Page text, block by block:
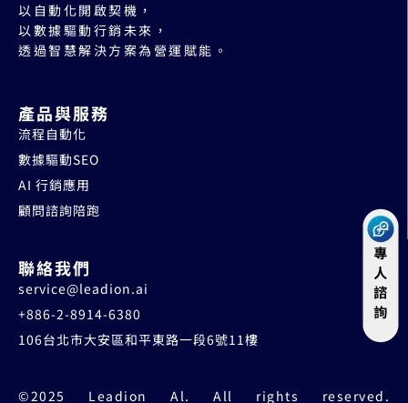
以自動化開啟契機，
以數據驅動行銷未來，
透過智慧解決方案為營運賦能。
產品與服務
流程自動化
數據驅動SEO
AI 行銷應用
顧問諮詢陪跑
聯絡我們
service@leadion.ai
+886-2-8914-6380
106台北市大安區和平東路一段6號11樓
©2025 Leadion Al. All rights reserved.